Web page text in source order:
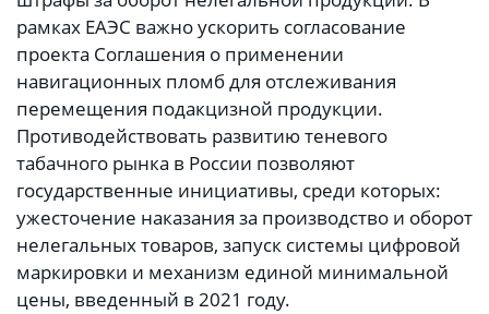
рамках ЕАЭС важно ускорить согласование
проекта Соглашения о применении
навигационных пломб для отслеживания
перемещения подакцизной продукции.
Противодействовать развитию теневого
табачного рынка в России позволяют
государственные инициативы, среди которых:
ужесточение наказания за производство и оборот
нелегальных товаров, запуск системы цифровой
маркировки и механизм единой минимальной
цены, введенный в 2021 году.